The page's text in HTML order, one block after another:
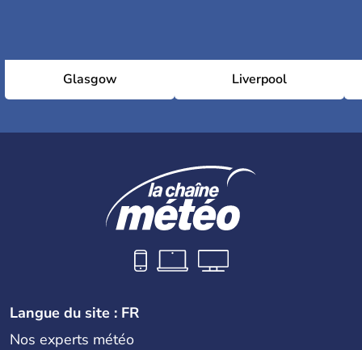
Glasgow Liverpool
Langue du site : FR
Nos experts météo